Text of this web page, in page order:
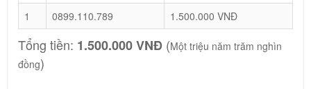
1
0899.110.789 1.500.000 VNĐ
Tổng tiền: 1.500.000 VNĐ (Một triệu năm trăm nghìn
đồng)